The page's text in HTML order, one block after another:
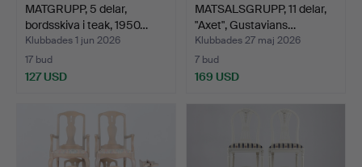
MATGRUPP, 5 delar,
bordsskiva i teak, 1950…
Klubbades 1 jun 2026
17 bud
127 USD
MATSALSGRUPP, 11 delar,
"Axet", Gustavians…
Klubbades 27 maj 2026
7 bud
169 USD